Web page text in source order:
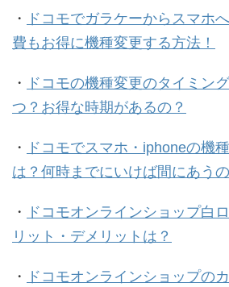
・
ドコモでガラケーからスマホ
費もお得に機種変更する方法！
・
ドコモの機種変更のタイミン
つ？お得な時期があるの？
・
ドコモでスマホ・iphoneの機
は？何時までにいけば間にあう
・
ドコモオンラインショップ白
リット・デメリットは？
・
ドコモオンラインショップの